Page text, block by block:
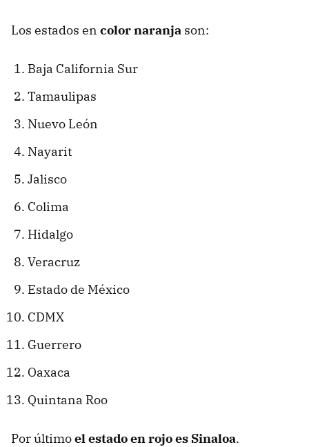
Los estados en color naranja son:
Baja California Sur
Tamaulipas
Nuevo León
Nayarit
Jalisco
Colima
Hidalgo
Veracruz
Estado de México
CDMX
Guerrero
Oaxaca
Quintana Roo
Por últimoel estado en rojo es Sinaloa.